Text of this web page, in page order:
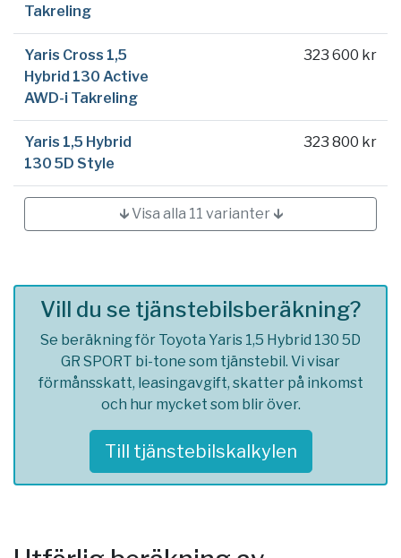
Takreling
Yaris Cross 1,5
Hybrid 130 Active
AWD-i Takreling
323 600 kr
Yaris 1,5 Hybrid
130 5D Style
323 800 kr
🡳 Visa alla 11 varianter 🡳
Vill du se tjänstebilsberäkning?
Se beräkning för Toyota Yaris 1,5 Hybrid 130 5D
GR SPORT bi-tone som tjänstebil. Vi visar
förmånsskatt, leasingavgift, skatter på inkomst
och hur mycket som blir över.
Till tjänstebilskalkylen